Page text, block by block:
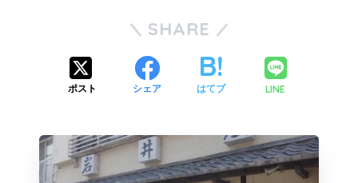
SHARE
ポスト シェア はてブ LINE